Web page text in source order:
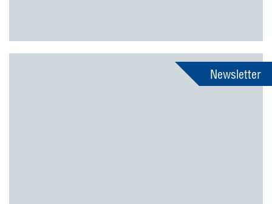
Newsletter